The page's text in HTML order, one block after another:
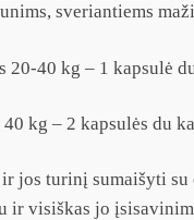
sveriantiems
40 kg – 1 kapsulė
kg – 2 kapsulės du
jos turinį sumaišyti
ir visiškas jo